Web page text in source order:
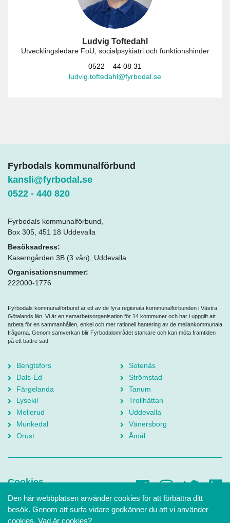
Ludvig Toftedahl
Utvecklingsledare FoU, socialpsykiatri och funktionshinder
0522 – 44 08 31
ludvig.toftedahl@fyrbodal.se
Fyrbodals kommunalförbund
kansli@fyrbodal.se
0522 - 440 820
Fyrbodals kommunalförbund,
Box 305, 451 18 Uddevalla
Besöksadress:
Kaserngården 3B (3 vån), Uddevalla
Organisationsnummer:
222000-1776
Fyrbodals kommunalförbund är ett av de fyra regionala kommunalförbunden i Västra
Götalands län. Vi är en samarbetsorganisation för 14 kommuner och har i uppgift att
arbeta för en sammanhållen, enkel och mer rationell hantering av de mellankommunala
frågorna. Genom samverkan blir Fyrbodalområdet starkare och kan möta framtiden
på ett bättre sätt.
Bengtsfors
Dals-Ed
Färgelanda
Lysekil
Mellerud
Munkedal
Orust
Sotenäs
Strömstad
Tanum
Trollhättan
Uddevalla
Vänersborg
Åmål
Cookies
Tillgänglighetsredogörelse
Intranät
Den här webbplatsen använder cookies för att förbättra ditt
besök. Genom att surfa vidare godkänner du att vi använder
cookies. Vad är cookies?